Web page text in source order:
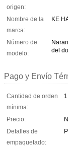
origen:
Nombre de la
marca:
KE
Número de
modelo:
del
Pago y Envío
Cantidad de orden
mínima:
Precio:
Detalles de
empaquetado: